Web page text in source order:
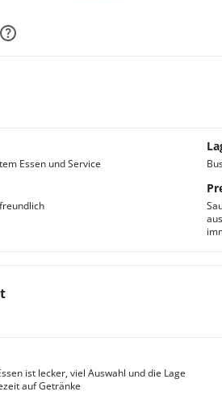
Essen und Service
ist lecker, viel Auswahl und die Lage
auf Getränke